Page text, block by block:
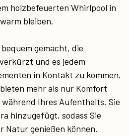
holzbefeuerten Whirlpool in
bleiben.
gemacht, die
und es jedem
in Kontakt zu kommen.
mehr als nur Komfort
Ihres Aufenthalts. Sie
hinzugefügt, sodass Sie
Natur genießen können.